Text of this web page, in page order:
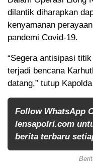
dilantik diharapkan
kenyamanan
pandemi Covid-19.
“Segera antisipasi
terjadi bencana
datang,” tutup
Follow WhatsApp
lensapolri.com
berita terbaru